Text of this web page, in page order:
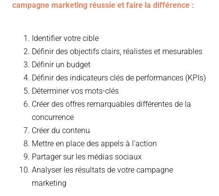
campagne marketing réussie et faire la différence :
Identifier votre cible
Définir des objectifs clairs, réalistes et mesurables
Définir un budget
Définir des indicateurs clés de performances (KPIs)
Déterminer vos mots-clés
Créer des offres remarquables différentes de la
concurrence
Créer du contenu
Mettre en place des appels à l’action
Partager sur les médias sociaux
Analyser les résultats de votre campagne
marketing